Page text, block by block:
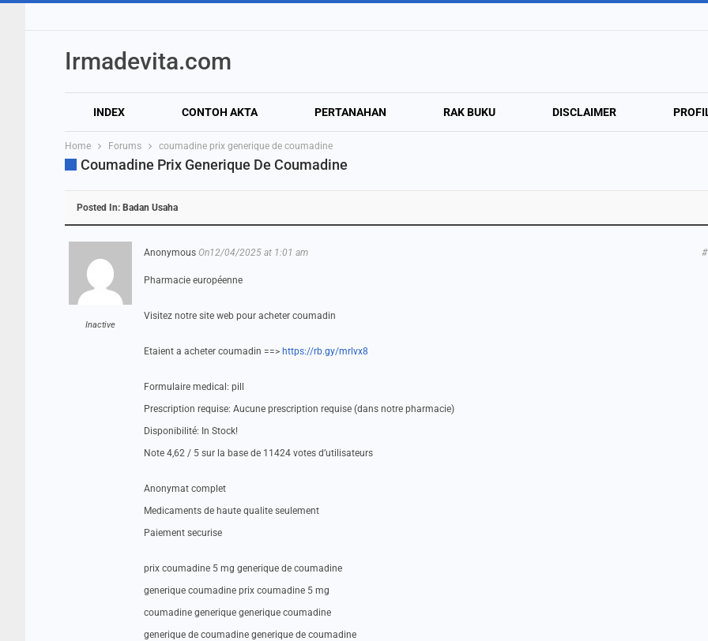
Irmadevita.com
INDEX CONTOH AKTA PERTANAHAN RAK BUKU DISCLAIMER
Home Forums coumadine prix generique de coumadine
Coumadine Prix Generique De Coumadine
Posted In: Badan Usaha
Inactive
Anonymous On12/04/2025 at 1:01 am
Pharmacie européenne
Visitez notre site web pour acheter coumadin
Etaient a acheter coumadin ==> https://rb.gy/mrlvx8
Formulaire medical: pill
Prescription requise: Aucune prescription requise (dans notre pharmacie)
Disponibilité: In Stock!
Note 4,62 / 5 sur la base de 11424 votes d’utilisateurs
Anonymat complet
Medicaments de haute qualite seulement
Paiement securise
prix coumadine 5 mg generique de coumadine
generique coumadine prix coumadine 5 mg
coumadine generique generique coumadine
generique de coumadine generique de coumadine